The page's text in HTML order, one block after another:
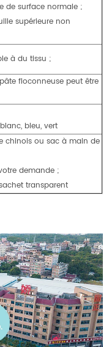
de surface normale ;
supérieure non
à du tissu ;
floconneuse peut être
bleu, vert
chinois ou sac à main de
demande ;
transparent